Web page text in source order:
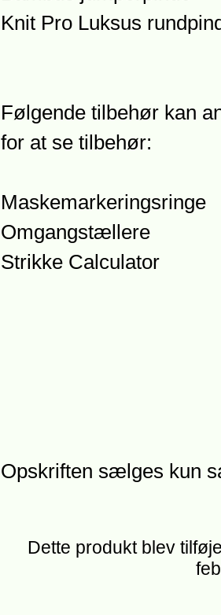
Knit Pro Luksus
Følgende tilbehør kan
for at se tilbehør:
Maskemarkeringsringe
Omgangstællere
Strikke Calculator
Opskriften sælges kun
Dette produkt blev